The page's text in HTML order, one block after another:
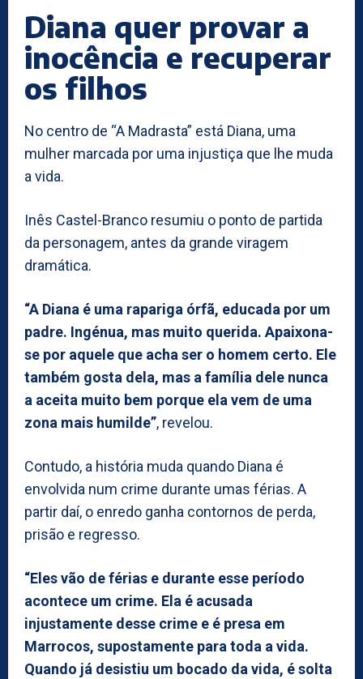
Diana quer provar a
inocência e recuperar
os filhos
No centro de “A Madrasta” está Diana, uma
mulher marcada por uma injustiça que lhe muda
a vida.
Inês Castel-Branco resumiu o ponto de partida
da personagem, antes da grande viragem
dramática.
“A Diana é uma rapariga órfã, educada por um
padre. Ingénua, mas muito querida. Apaixona-
se por aquele que acha ser o homem certo. Ele
também gosta dela, mas a família dele nunca
a aceita muito bem porque ela vem de uma
zona mais humilde”, revelou.
Contudo, a história muda quando Diana é
envolvida num crime durante umas férias. A
partir daí, o enredo ganha contornos de perda,
prisão e regresso.
“Eles vão de férias e durante esse período
acontece um crime. Ela é acusada
injustamente desse crime e é presa em
Marrocos, supostamente para toda a vida.
Quando já desistiu um bocado da vida, é solta